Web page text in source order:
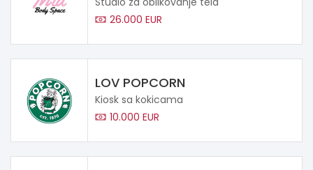
26.000 EUR
LOV POPCORN
Kiosk sa kokicama
10.000 EUR